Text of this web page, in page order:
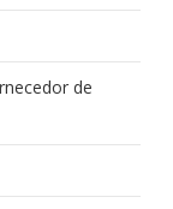
de